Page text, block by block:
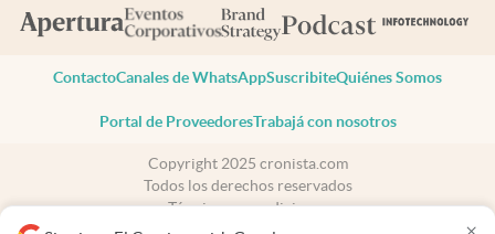
ContactoCanales de WhatsAppSuscribiteQuiénes Somos
Portal de ProveedoresTrabajá con nosotros
Copyright 2025 cronista.com
Todos los derechos reservados
Términos y condiciones
Privacidad